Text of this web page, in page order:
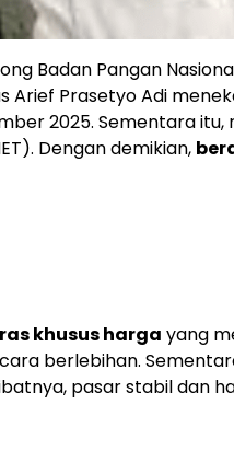
Badan Pangan
Arief Prasetyo Adi
2025. Sementara
Dengan demikian,
khusus harga yang
berlebihan.
pasar stabil dan